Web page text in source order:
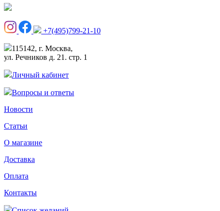
+7(495)799-21-10
115142, г. Москва,
ул. Речников д. 21. стр. 1
Личный кабинет
Вопросы и ответы
Новости
Статьи
О магазине
Доставка
Оплата
Контакты